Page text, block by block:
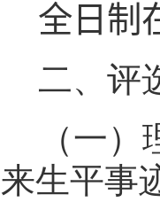
全日制
二、评
（一
来生平事